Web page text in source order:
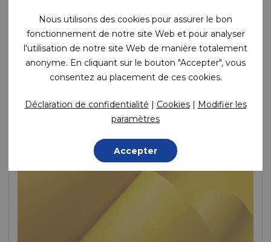
Ecoseal™ 200
Polyamide enduit 1 face étanche et soudable
Polyamide (Nylon) - 235 Dtex , Polyuréthane thermoplastique
(TPU) Enduction, 275 g/m²
En stock
Nous utilisons des cookies pour assurer le bon
fonctionnement de notre site Web et pour analyser
l'utilisation de notre site Web de manière totalement
anonyme. En cliquant sur le bouton "Accepter", vous
consentez au placement de ces cookies.
Déclaration de confidentialité | Cookies| Modifier les
paramètres
Accepter